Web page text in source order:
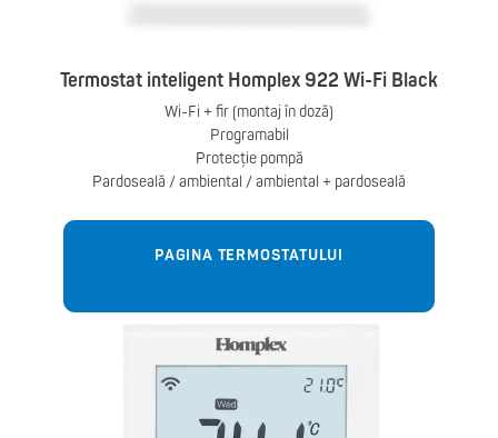
Termostat inteligent Homplex 922 Wi-Fi Black
Wi-Fi + fir (montaj în doză)
Programabil
Protecție pompă
Pardoseală / ambiental / ambiental + pardoseală
PAGINA TERMOSTATULUI